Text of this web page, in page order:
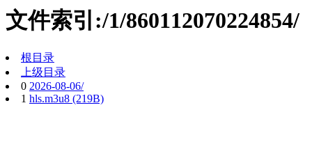
文件索引:/1/860112070224854/
根目录
上级目录
0 2026-08-06/
1 hls.m3u8 (219B)